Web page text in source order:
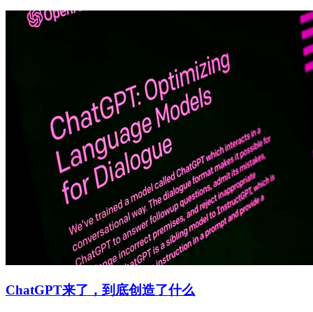
ChatGPT来了，到底创造了什么